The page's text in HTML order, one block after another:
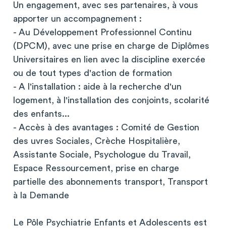
Un engagement, avec ses partenaires, à vous
apporter un accompagnement :
- Au Développement Professionnel Continu
(DPCM), avec une prise en charge de Diplômes
Universitaires en lien avec la discipline exercée
ou de tout types d'action de formation
- A l'installation : aide à la recherche d'un
logement, à l'installation des conjoints, scolarité
des enfants...
- Accès à des avantages : Comité de Gestion
des uvres Sociales, Crèche Hospitalière,
Assistante Sociale, Psychologue du Travail,
Espace Ressourcement, prise en charge
partielle des abonnements transport, Transport
à la Demande
Le Pôle Psychiatrie Enfants et Adolescents est